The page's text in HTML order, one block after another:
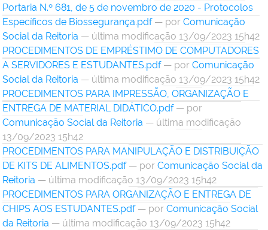
Portaria N.º 681, de 5 de novembro de 2020 - Protocolos
Específicos de Biossegurança.pdf — por Comunicação
Social da Reitoria — última modificação 13/09/2023 15h42
PROCEDIMENTOS DE EMPRÉSTIMO DE COMPUTADORES
A SERVIDORES E ESTUDANTES.pdf — por Comunicação
Social da Reitoria — última modificação 13/09/2023 15h42
PROCEDIMENTOS PARA IMPRESSÃO, ORGANIZAÇÃO E
ENTREGA DE MATERIAL DIDÁTICO.pdf — por
Comunicação Social da Reitoria — última modificação
13/09/2023 15h42
PROCEDIMENTOS PARA MANIPULAÇÃO E DISTRIBUIÇÃO
DE KITS DE ALIMENTOS.pdf — por Comunicação Social da
Reitoria — última modificação 13/09/2023 15h42
PROCEDIMENTOS PARA ORGANIZAÇÃO E ENTREGA DE
CHIPS AOS ESTUDANTES.pdf — por Comunicação Social
da Reitoria — última modificação 13/09/2023 15h42